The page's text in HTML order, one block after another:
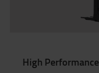
High Performance